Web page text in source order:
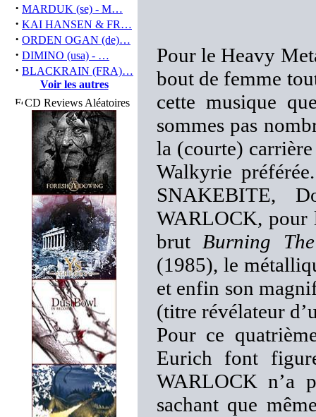
· MARDUK (se) - M…
· KAI HANSEN & FR…
· ORDEN OGAN (de)…
· DIMINO (usa) - …
· BLACKRAIN (FRA)…
Voir les autres
CD Reviews Aléatoires
Pour le Heavy
bout de femme
cette musique
sommes pas
la (courte)
Walkyrie
SNAKEBITE,
WARLOCK, pour
brut Burning
(1985), le
et enfin son
(titre révélateur
Pour ce
Eurich font
WARLOCK n’a
sachant que